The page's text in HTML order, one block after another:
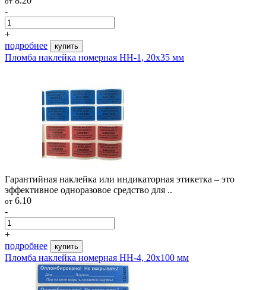
-
+
подробнее
купить
Пломба наклейка номерная НН-1, 20x35 мм
Гарантийная наклейка или индикаторная этикетка – это
эффективное одноразовое средство для ..
от 6.10
-
+
подробнее
купить
Пломба наклейка номерная НН-4, 20x100 мм